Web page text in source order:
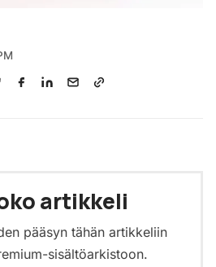
artikkeli
pääsyn tähän artikkeliin
sisältöarkistoon.